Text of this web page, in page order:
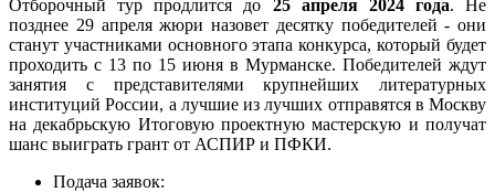
Отборочный тур продлится до 25 апреля 2024 года. Не
позднее 29 апреля жюри назовет десятку победителей - они
станут участниками основного этапа конкурса, который будет
проходить с 13 по 15 июня в Мурманске. Победителей ждут
занятия с представителями крупнейших литературных
институций России, а лучшие из лучших отправятся в Москву
на декабрьскую Итоговую проектную мастерскую и получат
шанс выиграть грант от АСПИР и ПФКИ.
Подача заявок: